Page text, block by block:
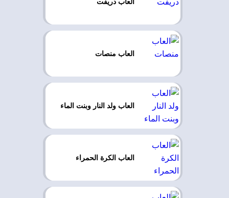
العاب منصات
العاب ولد النار وبنت الماء
العاب الكرة الحمراء